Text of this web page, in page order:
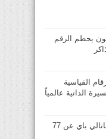
يحطم الرقم
القياسية
الذاتية عالمياً
وفاة الممثلة الفرنسية ناتالي باي عن 77